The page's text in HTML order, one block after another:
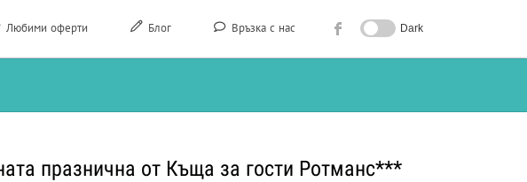
Любими оферти Блог Връзка с нас Dark
празнична от Къща за гости Ротманс***